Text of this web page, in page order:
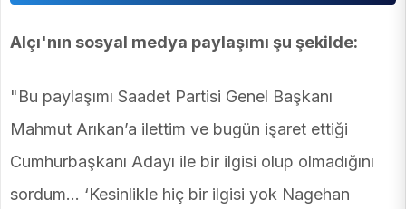
Alçı'nın sosyal medya paylaşımı şu şekilde:
"Bu paylaşımı Saadet Partisi Genel Başkanı
Mahmut Arıkan’a ilettim ve bugün işaret ettiği
Cumhurbaşkanı Adayı ile bir ilgisi olup olmadığını
sordum… ‘Kesinlikle hiç bir ilgisi yok Nagehan